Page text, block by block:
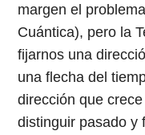
margen el
Cuántica), pero la
fijarnos una
una flecha del
dirección que
distinguir pasado y